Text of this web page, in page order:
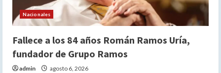
Nacionales
Fallece a los 84 años Román Ramos Uría,
fundador de Grupo Ramos
admin agosto 6, 2026